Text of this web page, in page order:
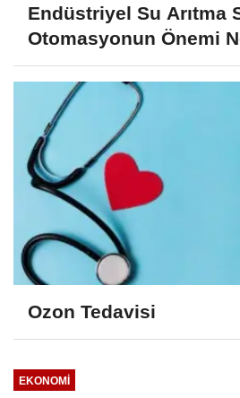
Endüstriyel Su Arıtma
Otomasyonun Önemi
Ozon Tedavisi
EKONOMI